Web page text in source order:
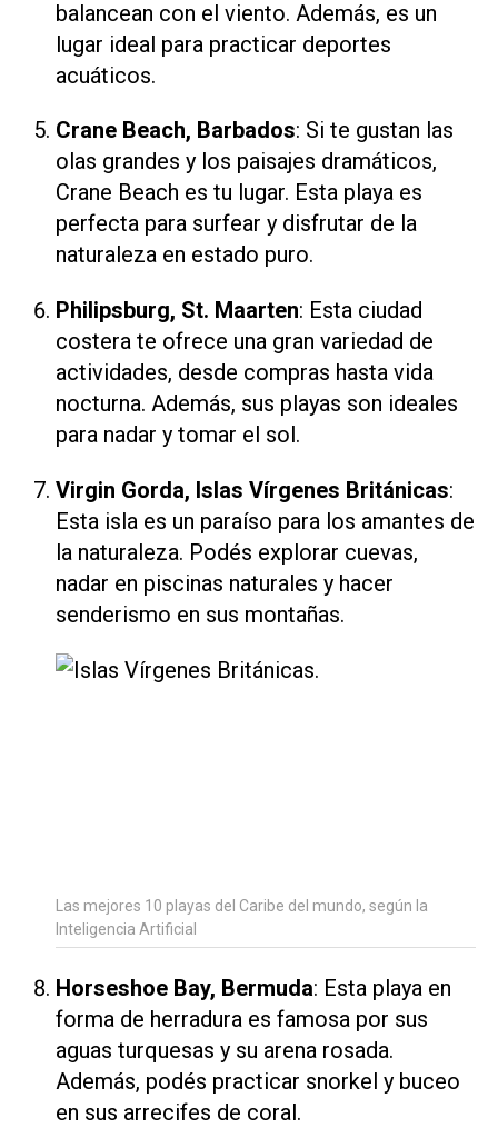
balancean con el viento. Además, es un
lugar ideal para practicar deportes
acuáticos.
Crane Beach, Barbados: Si te gustan las
olas grandes y los paisajes dramáticos,
Crane Beach es tu lugar. Esta playa es
perfecta para surfear y disfrutar de la
naturaleza en estado puro.
Philipsburg, St. Maarten: Esta ciudad
costera te ofrece una gran variedad de
actividades, desde compras hasta vida
nocturna. Además, sus playas son ideales
para nadar y tomar el sol.
Virgin Gorda, Islas Vírgenes Británicas:
Esta isla es un paraíso para los amantes de
la naturaleza. Podés explorar cuevas,
nadar en piscinas naturales y hacer
senderismo en sus montañas.
Las mejores 10 playas del Caribe del mundo, según la
Inteligencia Artificial
Horseshoe Bay, Bermuda: Esta playa en
forma de herradura es famosa por sus
aguas turquesas y su arena rosada.
Además, podés practicar snorkel y buceo
en sus arrecifes de coral.